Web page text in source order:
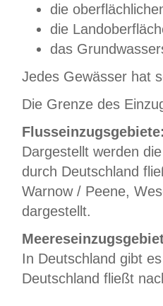
die
die
das
Jedes Gewässer hat
Die Grenze des
Dargestellt werden
durch Deutschland
Warnow / Peene,
dargestellt.
In Deutschland gibt
Deutschland fließt